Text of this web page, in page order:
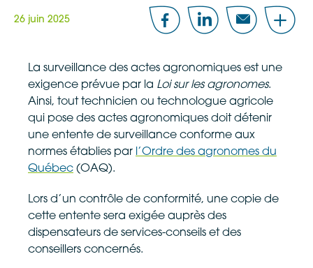
26 juin 2025 FacebookLinkedInEmail Share
La surveillance des actes agronomiques est une
exigence prévue par la Loi sur les agronomes.
Ainsi, tout technicien ou technologue agricole
qui pose des actes agronomiques doit détenir
une entente de surveillance conforme aux
normes établies par l’Ordre des agronomes du
Québec (OAQ).
Lors d’un contrôle de conformité, une copie de
cette entente sera exigée auprès des
dispensateurs de services-conseils et des
conseillers concernés.